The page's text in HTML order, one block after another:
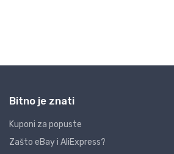
Bitno je znati
Kuponi za popuste
Zašto eBay i AliExpress?